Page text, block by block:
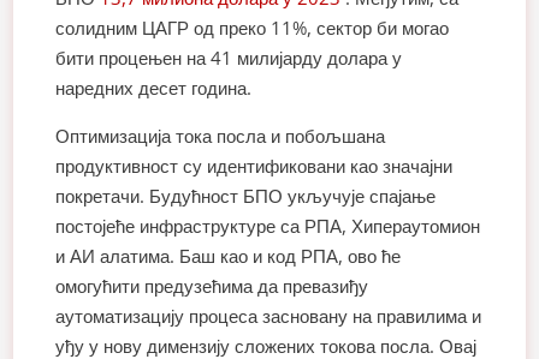
солидним ЦАГР од преко 11%, сектор би могао
бити процењен на 41 милијарду долара у
наредних десет година.
Оптимизација тока посла и побољшана
продуктивност су идентификовани као значајни
покретачи. Будућност БПО укључује спајање
постојеће инфраструктуре са РПА, Хипераутомион
и АИ алатима. Баш као и код РПА, ово ће
омогућити предузећима да превазиђу
аутоматизацију процеса засновану на правилима и
уђу у нову димензију сложених токова посла. Овај